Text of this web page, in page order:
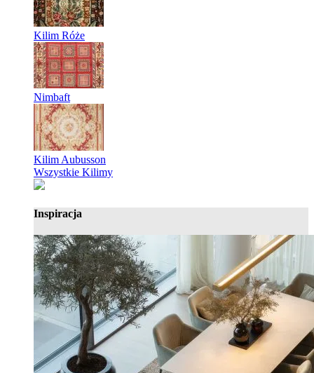
Kilim Róże
Nimbaft
Kilim Aubusson
Wszystkie Kilimy
Inspiracja